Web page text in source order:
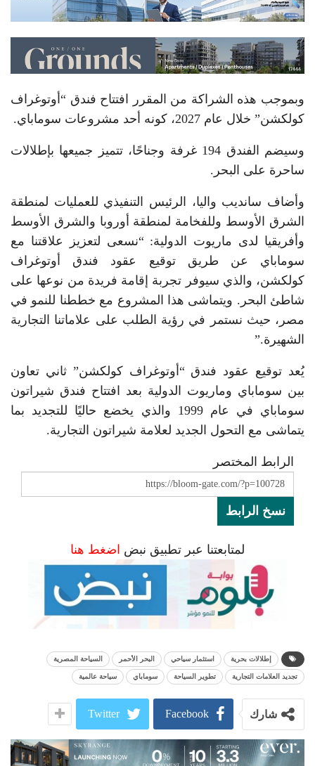
وبموجب هذه الشراكة من المقرر افتتاح فندق “أوتوغراف
كولكشن” خلال عام 2027، كونه أحد مشروعات سوماباي.
وسيضم الفندق 194 غرفة وجناحًا، تتميز جميعها بإطلالات
ساحرة على البحر.
وأضاف سانديب واليا، الرئيس التنفيذي للعمليات لمنطقة
الشرق الأوسط وللفخامة لمنطقة أوروبا والشرق الأوسط
وأفريقيا لدى ماريوت الدولية: “نسعى لتعزيز علاقتنا مع
سوماباي عن طريق توقيع عقود فندق أوتوغراف
كولكشن، والذي سيوفر تجربة إقامة فريدة من نوعها على
شاطئ البحر. ويتماشى هذا المشروع مع خططنا للنمو في
مصر، حيث نستمر في رؤية الطلب على علاماتنا التجارية
الشهيرة.”
يُعد توقيع عقود فندق “أوتوغراف كولكشن” ثاني تعاون
بين سوماباي وماريوت الدولية بعد افتتاح فندق شيراتون
سوماباي في عام 1999 والذي يخضع حاليًا للتجديد بما
يتماشى مع التحول الجديد لعلامة شيراتون التجارية.
الرابط المختصر
نسخ الرابط
لمتابعتنا عبر تطبيق نبض اضغط هنا
إطلالات بحرية استثمار سياحي البحر الأحمر السياحة المصرية
تجديد العلامات التجارية تطوير السياحة سوماباي سياحة عالمية
شارك Facebook
Twitter